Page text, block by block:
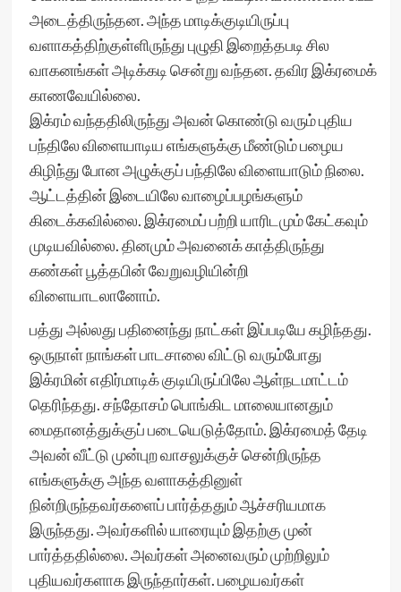
அடைத்திருந்தன. அந்த மாடிக்குடியிருப்பு
வளாகத்திற்குள்ளிருந்து புழுதி இறைத்தபடி சில
வாகனங்கள் அடிக்கடி சென்று வந்தன. தவிர இக்ரமைக்
காணவேயில்லை.
இக்ரம் வந்ததிலிருந்து அவன் கொண்டு வரும் புதிய
பந்திலே விளையாடிய எங்களுக்கு மீண்டும் பழைய
கிழிந்து போன அழுக்குப் பந்திலே விளையாடும் நிலை.
ஆட்டத்தின் இடையிலே வாழைப்பழங்களும்
கிடைக்கவில்லை. இக்ரமைப் பற்றி யாரிடமும் கேட்கவும்
முடியவில்லை. தினமும் அவனைக் காத்திருந்து
கண்கள் பூத்தபின் வேறுவழியின்றி
விளையாடலானோம்.
பத்து அல்லது பதினைந்து நாட்கள் இப்படியே கழிந்தது.
ஒருநாள் நாங்கள் பாடசாலை விட்டு வரும்போது
இக்ரமின் எதிர்மாடிக் குடியிருப்பிலே ஆள்நடமாட்டம்
தெரிந்தது. சந்தோசம் பொங்கிட மாலையானதும்
மைதானத்துக்குப் படையெடுத்தோம். இக்ரமைத் தேடி
அவன் வீட்டு முன்புற வாசலுக்குச் சென்றிருந்த
எங்களுக்கு அந்த வளாகத்தினுள்
நின்றிருந்தவர்களைப் பார்த்ததும் ஆச்சரியமாக
இருந்தது. அவர்களில் யாரையும் இதற்கு முன்
பார்த்ததில்லை. அவர்கள் அனைவரும் முற்றிலும்
புதியவர்களாக இருந்தார்கள். பழையவர்கள்